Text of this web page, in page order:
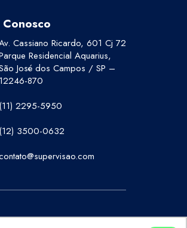
Conosco
Cassiano Ricardo, 601 Cj 72
Residencial Aquarius,
José dos Campos / SP –
12246-870
(11) 2295-5950
(12) 3500-0632